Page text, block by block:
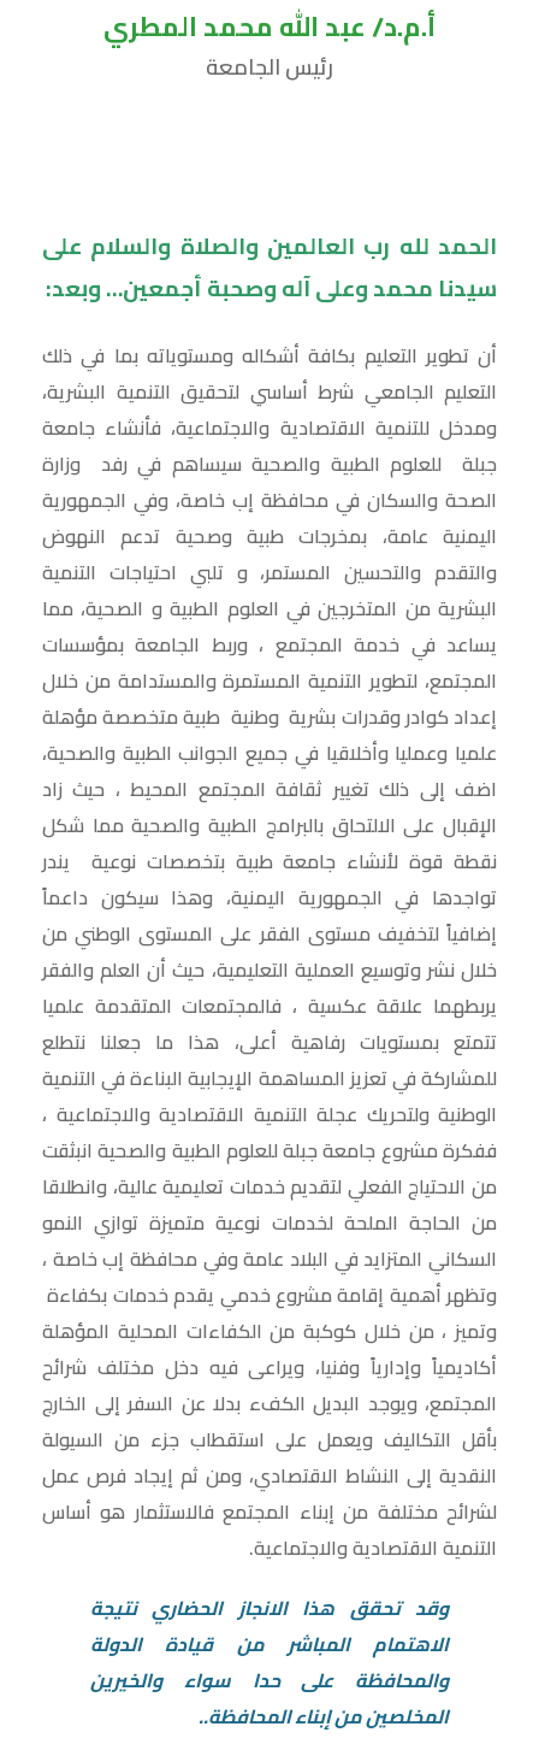
أ.م.د/ عبد الله محمد المطري
رئيس الجامعة
الحمد لله رب العالمين والصلاة والسلام على
سيدنا محمد وعلى آله وصحبة أجمعين… وبعد:
أن تطوير التعليم بكافة أشكاله ومستوياته بما في ذلك
التعليم الجامعي شرط أساسي لتحقيق التنمية البشرية،
ومدخل للتنمية الاقتصادية والاجتماعية، فأنشاء جامعة
جبلة للعلوم الطبية والصحية سيساهم في رفد وزارة
الصحة والسكان في محافظة إب خاصة، وفي الجمهورية
اليمنية عامة، بمخرجات طبية وصحية تدعم النهوض
والتقدم والتحسين المستمر، و تلبي احتياجات التنمية
البشرية من المتخرجين في العلوم الطبية و الصحية، مما
يساعد في خدمة المجتمع ، وربط الجامعة بمؤسسات
المجتمع، لتطوير التنمية المستمرة والمستدامة من خلال
إعداد كوادر وقدرات بشرية وطنية طبية متخصصة مؤهلة
علميا وعمليا وأخلاقيا في جميع الجوانب الطبية والصحية،
اضف إلى ذلك تغيير ثقافة المجتمع المحيط ، حيث زاد
الإقبال على الالتحاق بالبرامج الطبية والصحية مما شكل
نقطة قوة لأنشاء جامعة طبية بتخصصات نوعية يندر
تواجدها في الجمهورية اليمنية، وهذا سيكون داعماً
إضافياً لتخفيف مستوى الفقر على المستوى الوطني من
خلال نشر وتوسيع العملية التعليمية، حيث أن العلم والفقر
يربطهما علاقة عكسية ، فالمجتمعات المتقدمة علميا
تتمتع بمستويات رفاهية أعلى، هذا ما جعلنا نتطلع
للمشاركة في تعزيز المساهمة الإيجابية البناءة في التنمية
الوطنية ولتحريك عجلة التنمية الاقتصادية والاجتماعية ،
ففكرة مشروع جامعة جبلة للعلوم الطبية والصحية انبثقت
من الاحتياج الفعلي لتقديم خدمات تعليمية عالية، وانطلاقا
من الحاجة الملحة لخدمات نوعية متميزة توازي النمو
السكاني المتزايد في البلاد عامة وفي محافظة إب خاصة ،
وتظهر أهمية إقامة مشروع خدمي يقدم خدمات بكفاءة
وتميز ، من خلال كوكبة من الكفاءات المحلية المؤهلة
أكاديمياً وإدارياً وفنيا، ويراعى فيه دخل مختلف شرائح
المجتمع، ويوجد البديل الكفء بدلا عن السفر إلى الخارج
بأقل التكاليف ويعمل على استقطاب جزء من السيولة
النقدية إلى النشاط الاقتصادي، ومن ثم إيجاد فرص عمل
لشرائح مختلفة من إبناء المجتمع فالاستثمار هو أساس
التنمية الاقتصادية والاجتماعية.
وقد تحقق هذا الانجاز الحضاري نتيجة
الاهتمام المباشر من قيادة الدولة
والمحافظة على حدا سواء والخيرين
المخلصين من إبناء المحافظة..